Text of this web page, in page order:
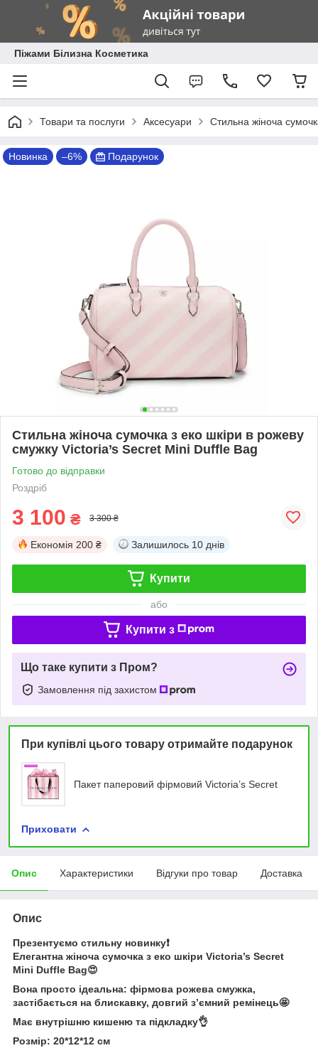
Піжами Білизна Косметика
Товари та послуги Аксесуари Стильна жіноча
Новинка –6% Подарунок
Стильна жіноча сумочка з еко шкіри в рожеву
смужку Victoria’s Secret Mini Duffle Bag
Готово до відправки
Роздріб
3 100 ₴ 3 300 ₴
Економія 200 ₴ Залишилось 10 днів
Купити
або
Купити з
Що таке купити з Пром?
Замовлення під захистом
При купівлі цього товару отримайте подарунок
Пакет паперовий фірмовий Victoria’s Secret
Приховати
Опис Характеристики Відгуки про товар Доставка
Опис
Презентуємо стильну новинку❗️
Елегантна жіноча сумочка з еко шкіри Victoria’s Secret
Mini Duffle Bag😍
Вона просто ідеальна: фірмова рожева смужка,
застібається на блискавку, довгий зʼємний ремінець🤩
Має внутрішню кишеню та підкладку👌
Розмір: 20*12*12 см